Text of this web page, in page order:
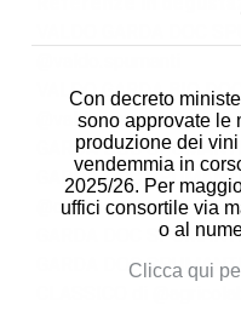
VALDO GARDA BIO
@valdo.spumanti
GARDA DOC
GARDA DOC
@cantina.custoza
GARDA DOC
GARDA DOC
Con decreto
sono approvate le
produzione dei
vendemmia in
2025/26. Per
uffici consortile via
o al
Clicca qui